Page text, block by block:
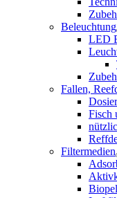
Beleuchtung
LED
Fallen,
Fisch
Filtermedien